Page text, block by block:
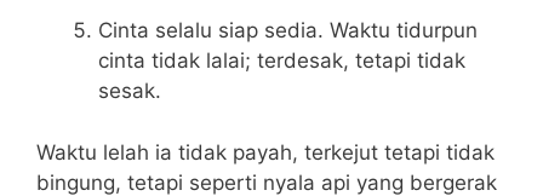
Cinta selalu siap sedia. Waktu tidurpun
cinta tidak lalai; terdesak, tetapi tidak
sesak.
Waktu lelah ia tidak payah, terkejut tetapi tidak
bingung, tetapi seperti nyala api yang bergerak